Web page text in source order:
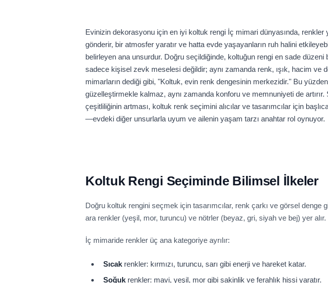
Evinizin dekorasyonu için en iyi koltuk rengi İç mimari dünyasında,
gönderir, bir atmosfer yaratır ve hatta evde yaşayanların ruh halini
belirleyen ana unsurdur. Doğru seçildiğinde, koltuğun rengi en sade
sadece kişisel zevk meselesi değildir; aynı zamanda renk, ışık, hacim
mimarların dediği gibi, "Koltuk, evin renk dengesinin merkezidir." Bu
güzelleştirmekle kalmaz, aynı zamanda konforu ve memnuniyeti de
çeşitliliğinin artması, koltuk renk seçimini alıcılar ve tasarımcılar için
—evdeki diğer unsurlarla uyum ve ailenin yaşam tarzı anahtar rol oynuyor.
Koltuk Rengi Seçiminde Bilimsel İlkeler
Doğru koltuk rengini seçmek için tasarımcılar, renk çarkı ve görsel denge
ara renkler (yeşil, mor, turuncu) ve nötrler (beyaz, gri, siyah ve bej) yer
İç mimaride renkler üç ana kategoriye ayrılır:
Sıcak renkler: kırmızı, turuncu, sarı gibi enerji ve hareket katar.
Soğuk renkler: mavi, yeşil, mor gibi sakinlik ve ferahlık hissi yaratır.